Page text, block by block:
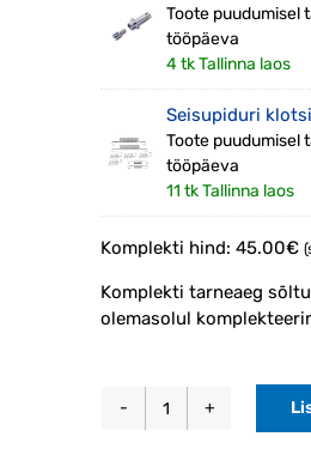
Toote puudumisel
tööpäeva
4 tk Tallinna laos
Seisupiduri
Toote puudumisel
tööpäeva
11 tk Tallinna laos
Komplekti hind: 45.00€
Komplekti tarneaeg
olemasolul
Mehaanilise